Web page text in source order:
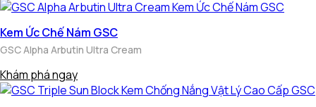
Kem Ức Chế Nám GSC
GSC Alpha Arbutin Ultra Cream
Khám phá ngay